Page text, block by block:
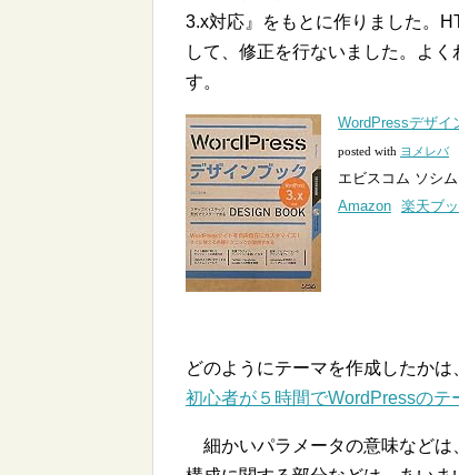
3.x対応』をもとに作りました。
して、修正を行ないました。よ
す。
WordPressデザイ
posted with ヨメレバ
エビスコム ソシ
Amazon 楽天ブ
どのようにテーマを作成したかは
初心者が５時間でWordPressの
細かいパラメータの意味などは